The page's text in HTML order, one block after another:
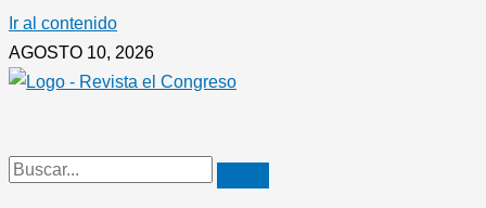
Ir al contenido
AGOSTO 10, 2026